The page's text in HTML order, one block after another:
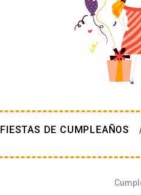
FIESTAS DE CUMPLEAÑOS